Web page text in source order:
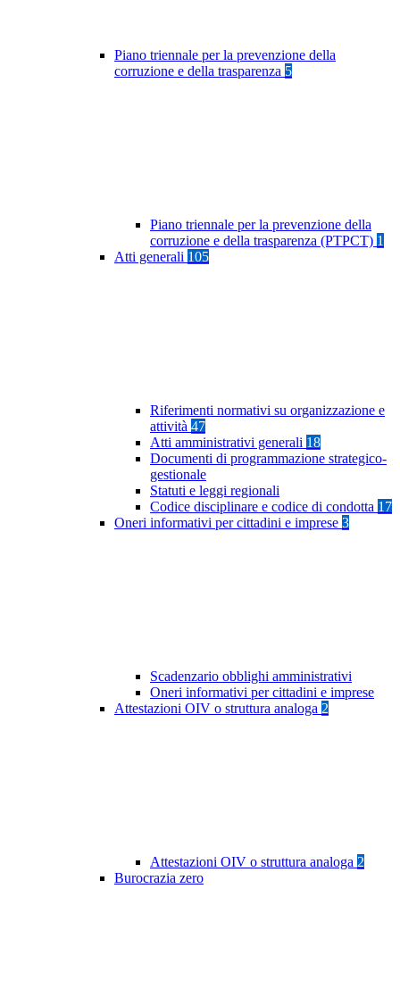
Piano triennale per la prevenzione della
corruzione e della trasparenza 5
Piano triennale per la prevenzione della
corruzione e della trasparenza (PTPCT) 1
Atti generali 105
Riferimenti normativi su organizzazione e
attività 47
Atti amministrativi generali 18
Documenti di programmazione strategico-
gestionale
Statuti e leggi regionali
Codice disciplinare e codice di condotta 17
Oneri informativi per cittadini e imprese 3
Scadenzario obblighi amministrativi
Oneri informativi per cittadini e imprese
Attestazioni OIV o struttura analoga 2
Attestazioni OIV o struttura analoga 2
Burocrazia zero